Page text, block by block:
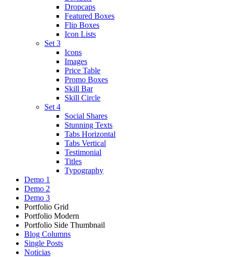
Dropcaps
Featured Boxes
Flip Boxes
Icon Lists
Set 3
Icons
Images
Price Table
Promo Boxes
Skill Bar
Skill Circle
Set 4
Social Shares
Stunning Texts
Tabs Horizontal
Tabs Vertical
Testimonial
Titles
Typography
Demo 1
Demo 2
Demo 3
Portfolio Grid
Portfolio Modern
Portfolio Side Thumbnail
Blog Columns
Single Posts
Noticias